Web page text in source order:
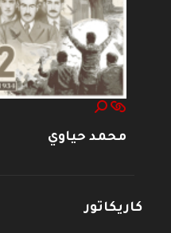
محمد حياوي
كاريكاتور